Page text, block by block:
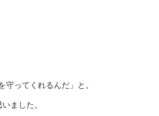
ってくれるんだ」と。
ました。